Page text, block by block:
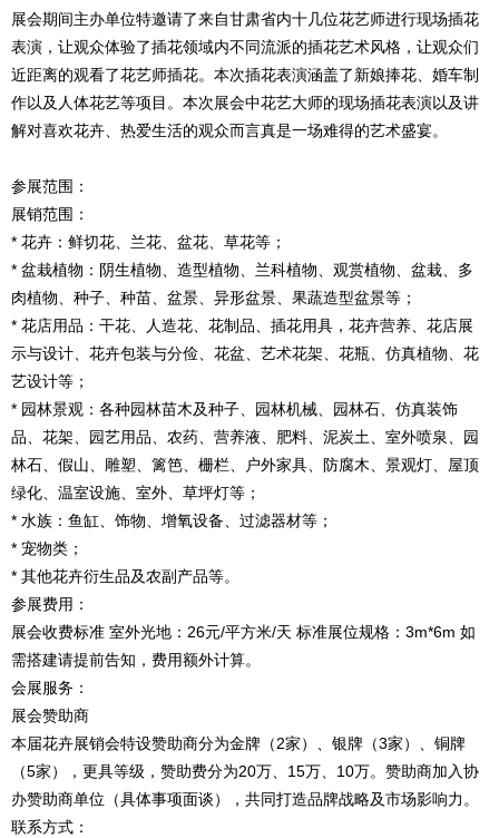
展会期间主办单位特邀请了来自甘肃省内十几位花艺师进行现场插花
表演，让观众体验了插花领域内不同流派的插花艺术风格，让观众们
近距离的观看了花艺师插花。本次插花表演涵盖了新娘捧花、婚车制
作以及人体花艺等项目。本次展会中花艺大师的现场插花表演以及讲
解对喜欢花卉、热爱生活的观众而言真是一场难得的艺术盛宴。
参展范围：
展销范围：
* 花卉：鲜切花、兰花、盆花、草花等；
* 盆栽植物：阴生植物、造型植物、兰科植物、观赏植物、盆栽、多
肉植物、种子、种苗、盆景、异形盆景、果蔬造型盆景等；
* 花店用品：干花、人造花、花制品、插花用具，花卉营养、花店展
示与设计、花卉包装与分俭、花盆、艺术花架、花瓶、仿真植物、花
艺设计等；
* 园林景观：各种园林苗木及种子、园林机械、园林石、仿真装饰
品、花架、园艺用品、农药、营养液、肥料、泥炭土、室外喷泉、园
林石、假山、雕塑、篱笆、栅栏、户外家具、防腐木、景观灯、屋顶
绿化、温室设施、室外、草坪灯等；
* 水族：鱼缸、饰物、增氧设备、过滤器材等；
* 宠物类；
* 其他花卉衍生品及农副产品等。
参展费用：
展会收费标准 室外光地：26元/平方米/天 标准展位规格：3m*6m 如
需搭建请提前告知，费用额外计算。
会展服务：
展会赞助商
本届花卉展销会特设赞助商分为金牌（2家）、银牌（3家）、铜牌
（5家），更具等级，赞助费分为20万、15万、10万。赞助商加入协
办赞助商单位（具体事项面谈），共同打造品牌战略及市场影响力。
联系方式：